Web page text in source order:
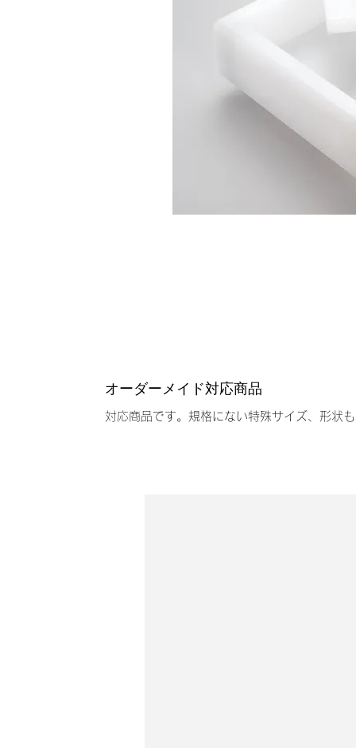
オーダーメイド対応商品
対応商品です。規格にない特殊サイズ、形状